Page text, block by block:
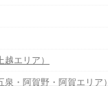
エリア）
・阿賀野・阿賀エリア）